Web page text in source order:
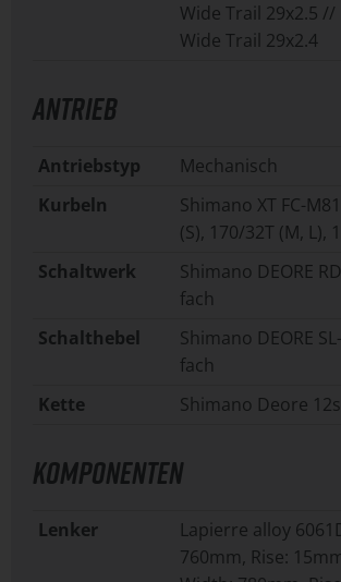
Wide Trail 29x2.5
Wide Trail 29x2.4
ANTRIEB
Antriebstyp
Mechanisch
Kurbeln
Shimano XT FC-
(S), 170/32T (M, L),
Schaltwerk
Shimano DEORE
fach
Schalthebel
Shimano DEORE
fach
Kette
Shimano Deore
KOMPONENTEN
Lenker
Lapierre alloy
760mm, Rise: